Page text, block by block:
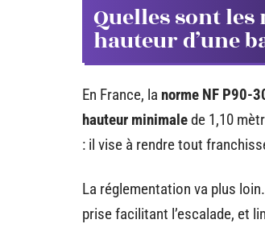
Quelles sont
hauteur d’une
En France, la norme NF P90-
hauteur minimalede 1,10
: il vise à rendre tout
La réglementation va plus
prise facilitant l’escalade, et